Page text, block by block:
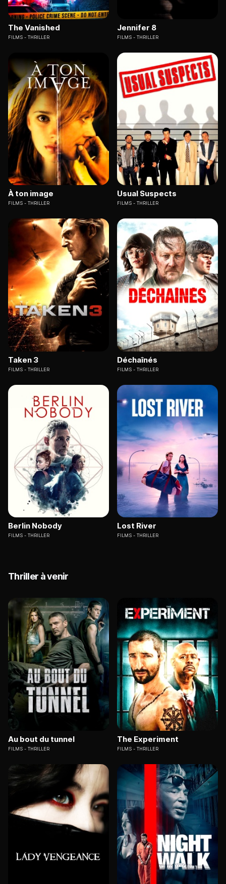
The Vanished
FILMS THRILLER
Jennifer 8
FILMS THRILLER
À ton image
FILMS THRILLER
Usual Suspects
FILMS THRILLER
Taken 3
FILMS THRILLER
Déchaînés
FILMS THRILLER
Berlin Nobody
FILMS THRILLER
Lost River
FILMS THRILLER
Thriller à venir
Au bout du tunnel
FILMS THRILLER
The Experiment
FILMS THRILLER